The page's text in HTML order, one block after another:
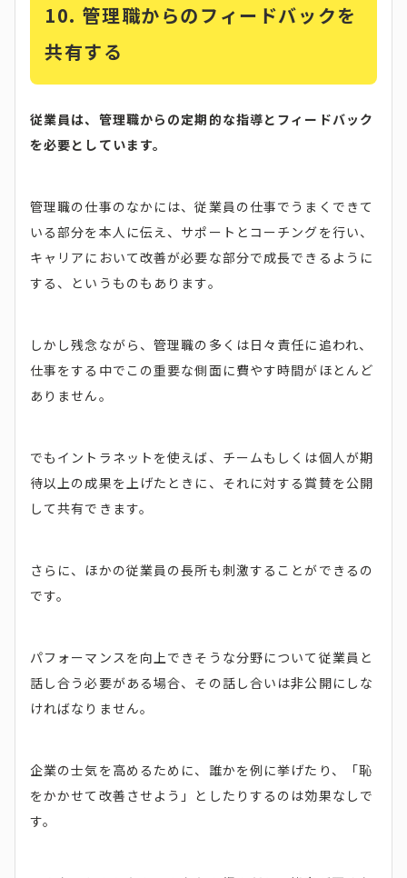
10. 管理職からのフィードバックを
共有する
従業員は、管理職からの定期的な指導とフィードバック
を必要としています。
管理職の仕事のなかには、従業員の仕事でうまくできて
いる部分を本人に伝え、サポートとコーチングを行い、
キャリアにおいて改善が必要な部分で成長できるように
する、というものもあります。
しかし残念ながら、管理職の多くは日々責任に追われ、
仕事をする中でこの重要な側面に費やす時間がほとんど
ありません。
でもイントラネットを使えば、チームもしくは個人が期
待以上の成果を上げたときに、それに対する賞賛を公開
して共有できます。
さらに、ほかの従業員の長所も刺激することができるの
です。
パフォーマンスを向上できそうな分野について従業員と
話し合う必要がある場合、その話し合いは非公開にしな
ければなりません。
企業の士気を高めるために、誰かを例に挙げたり、「恥
をかかせて改善させよう」としたりするのは効果なしで
す。